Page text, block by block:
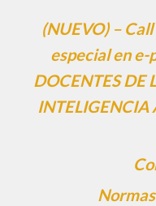
(NUEVO) –
especial en e-
DOCENTES DE
INTELIGENCIA